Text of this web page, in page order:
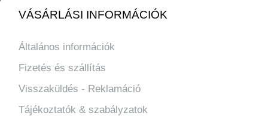
VÁSÁRLÁSI INFORMÁCIÓK
Általános információk
Fizetés és szállítás
Visszaküldés - Reklamáció
Tájékoztatók & szabályzatok